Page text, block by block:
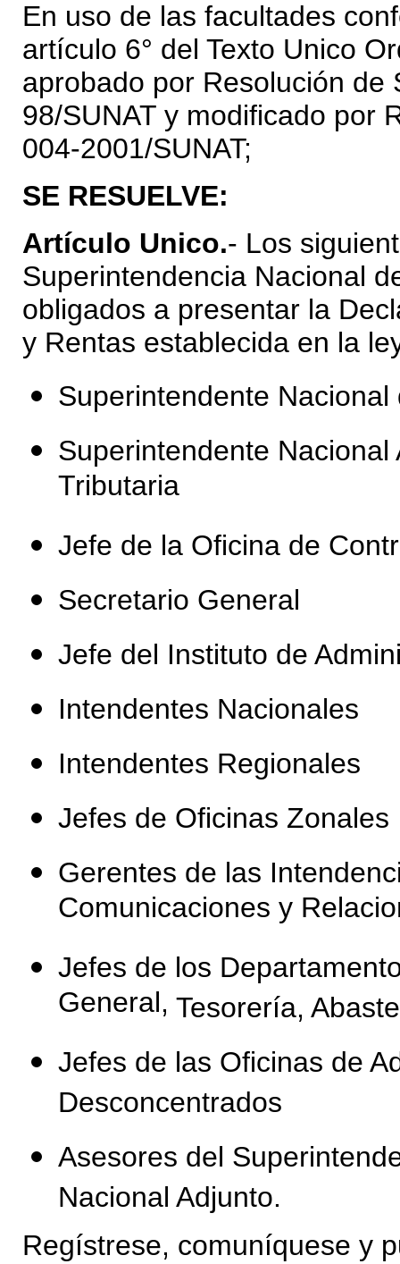
En uso de las facultades
artículo 6° del Texto Unico
aprobado por Resolución de
98/SUNAT y modificado por
004-2001/SUNAT;
SE RESUELVE:
Artículo Unico.- Los
Superintendencia Nacional
obligados a presentar la
y Rentas establecida en la
Superintendente
Superintendente
Tributaria
Jefe de la Oficina de
Secretario General
Jefe del Instituto de
Intendentes Nacionales
Intendentes Regionales
Jefes de Oficinas Zonales
Gerentes de las
Comunicaciones y
Jefes de los
General, Tesorería,
Jefes de las Oficinas de
Desconcentrados
Asesores del
Nacional Adjunto.
Regístrese, comuníquese y